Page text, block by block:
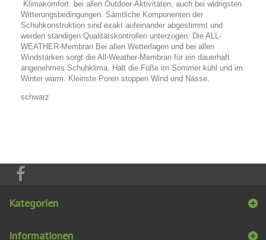
Klimakomfort bei allen Outdoor-Aktivitäten, auch bei widrigsten
Witterungsbedingungen. Sämtliche Komponenten der
Schuhkonstruktion sind exakt aufeinander abgestimmt und
werden ständigen Qualitätskontrollen unterzogen. Die ALL-
WEATHER-Membran Bei allen Wetterlagen und bei allen
Windstärken sorgt die All-Weather-Membran für ein dauerhaft
angenehmes Schuhklima. Hält die Füße im Sommer kühl und im
Winter warm. Kleinste Poren stoppen Wind und Nässe.
schwarz
Kategorien
Informationen